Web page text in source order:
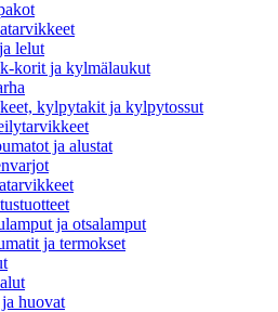
lelut
korit ja kylmälaukut
kylpytakit ja kylpytossut
ja alustat
ja otsalamput
ja termokset
huovat